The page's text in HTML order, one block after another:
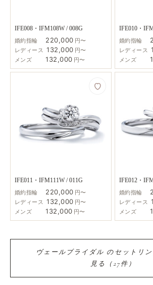
IFE008・IFM108W / 008G
婚約指輪
220,000 円〜
レディース 132,000 円〜
メンズ
132,000 円〜
IFE010・
婚約指輪
レディース
メンズ
IFE011・IFM111W / 011G
婚約指輪
220,000 円〜
レディース 132,000 円〜
メンズ
132,000 円〜
IFE012・
婚約指輪
レディース
メンズ
ヴェールブライダル の​セットリ
見る​（27件）